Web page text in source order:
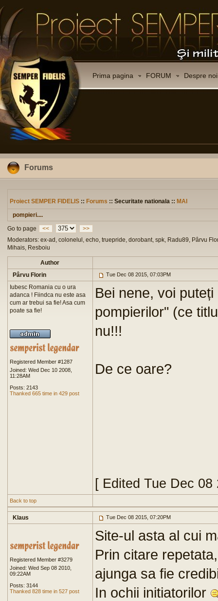
Prima pagina FORUM Despre noi
Forums
Proiect SEMPER FIDELIS :: Forums :: Securitate nationala :: MAI
pompieri....
Go to page
<<
>>
Moderators: ex-ad, colonelul, echo, truepride, dorobant, spk, Radu89, Pârvu
Mihais, Resboiu
Author
Pârvu Florin
Tue Dec 08 2015, 07:03PM
Iubesc Romania cu o ura
adanca ! Fiindca nu este asa
cum ar trebui sa fie! Asa cum
poate sa fie!
Registered Member #1287
Joined: Wed Dec 10 2008,
11:28AM
Posts: 2143
Thanked 665 time in 429 post
Bei nene, voi
pompierilor" (ce
nu!!!
De ce oare?
[ Edited Tue Dec
Back to top
Klaus Tue Dec 08 2015, 07:20PM
Registered Member #3279
Joined: Wed Sep 08 2010,
09:22AM
Posts: 3144
Thanked 828 time in 527 post
Site-ul asta al cui
Prin citare
ajunga sa fie
In ochii initiatorilor